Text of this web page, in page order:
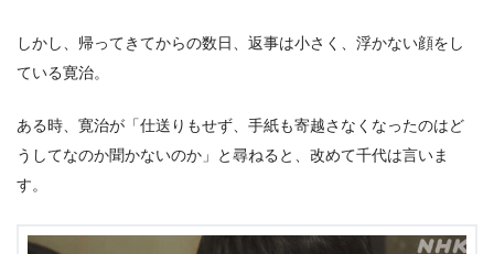
しかし、帰ってきてからの数日、返事は小さく、浮かない顔をし
ている寛治。
ある時、寛治が「仕送りもせず、手紙も寄越さなくなったのはど
うしてなのか聞かないのか」と尋ねると、改めて千代は言いま
す。